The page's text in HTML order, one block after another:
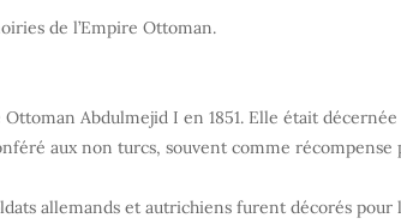
de l’Empire Ottoman.
Abdulmejid I en 1851. Elle était
aux non turcs, souvent comme
allemands et autrichiens furent décorés